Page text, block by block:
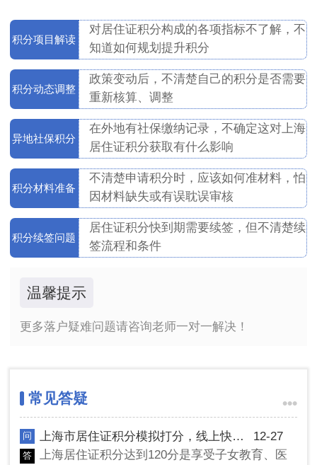
积分项目解读
对居住证积分构成的各项指标不了解，不
知道如何规划提升积分
积分动态调整
政策变动后，不清楚自己的积分是否需要
重新核算、调整
异地社保积分
在外地有社保缴纳记录，不确定这对上海
居住证积分获取有什么影响
积分材料准备
不清楚申请积分时，应该如何准材料，怕
因材料缺失或有误耽误审核
积分续签问题
居住证积分快到期需要续签，但不清楚续
签流程和条件
温馨提示
更多落户疑难问题请咨询老师一对一解决！
常见答疑 •••
问 上海市居住证积分模拟打分，线上快速算分！（上海居住证积分公式） 12-27
答
上海居住证积分达到120分是享受子女教育、医